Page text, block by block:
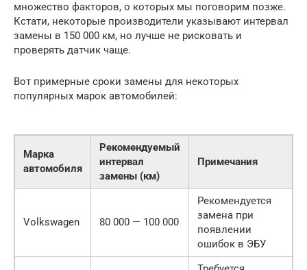
множество факторов, о которых мы поговорим позже.
Кстати, некоторые производители указывают интервал
замены в 150 000 км, но лучше не рисковать и
проверять датчик чаще.
Вот примерные сроки замены для некоторых
популярных марок автомобилей:
Марка
автомобиля
Рекомендуемый
интервал
замены (км)
Примечания
Volkswagen 80 000 — 100 000
Рекомендуется
замена при
появлении
ошибок в ЭБУ